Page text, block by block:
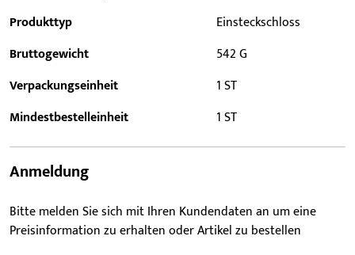
Produkttyp
Einsteckschloss
Bruttogewicht
542 G
Verpackungseinheit
1 ST
Mindestbestelleinheit
1 ST
Anmeldung
Bitte melden Sie sich mit Ihren Kundendaten an um eine
Preisinformation zu erhalten oder Artikel zu bestellen